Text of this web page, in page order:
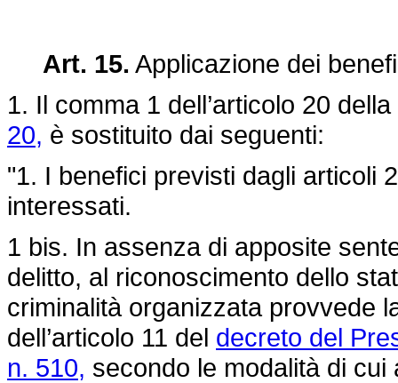
Art. 15. Applicazione dei
1. Il comma 1 dell’articolo 20 della
20, è sostituito dai seguenti:
"1. I benefici previsti dagli articoli
interessati.
1 bis. In assenza di apposite
delitto, al riconoscimento dello
criminalità organizzata provvede
dell’articolo 11 del decreto del
n. 510, secondo le modalità di cui